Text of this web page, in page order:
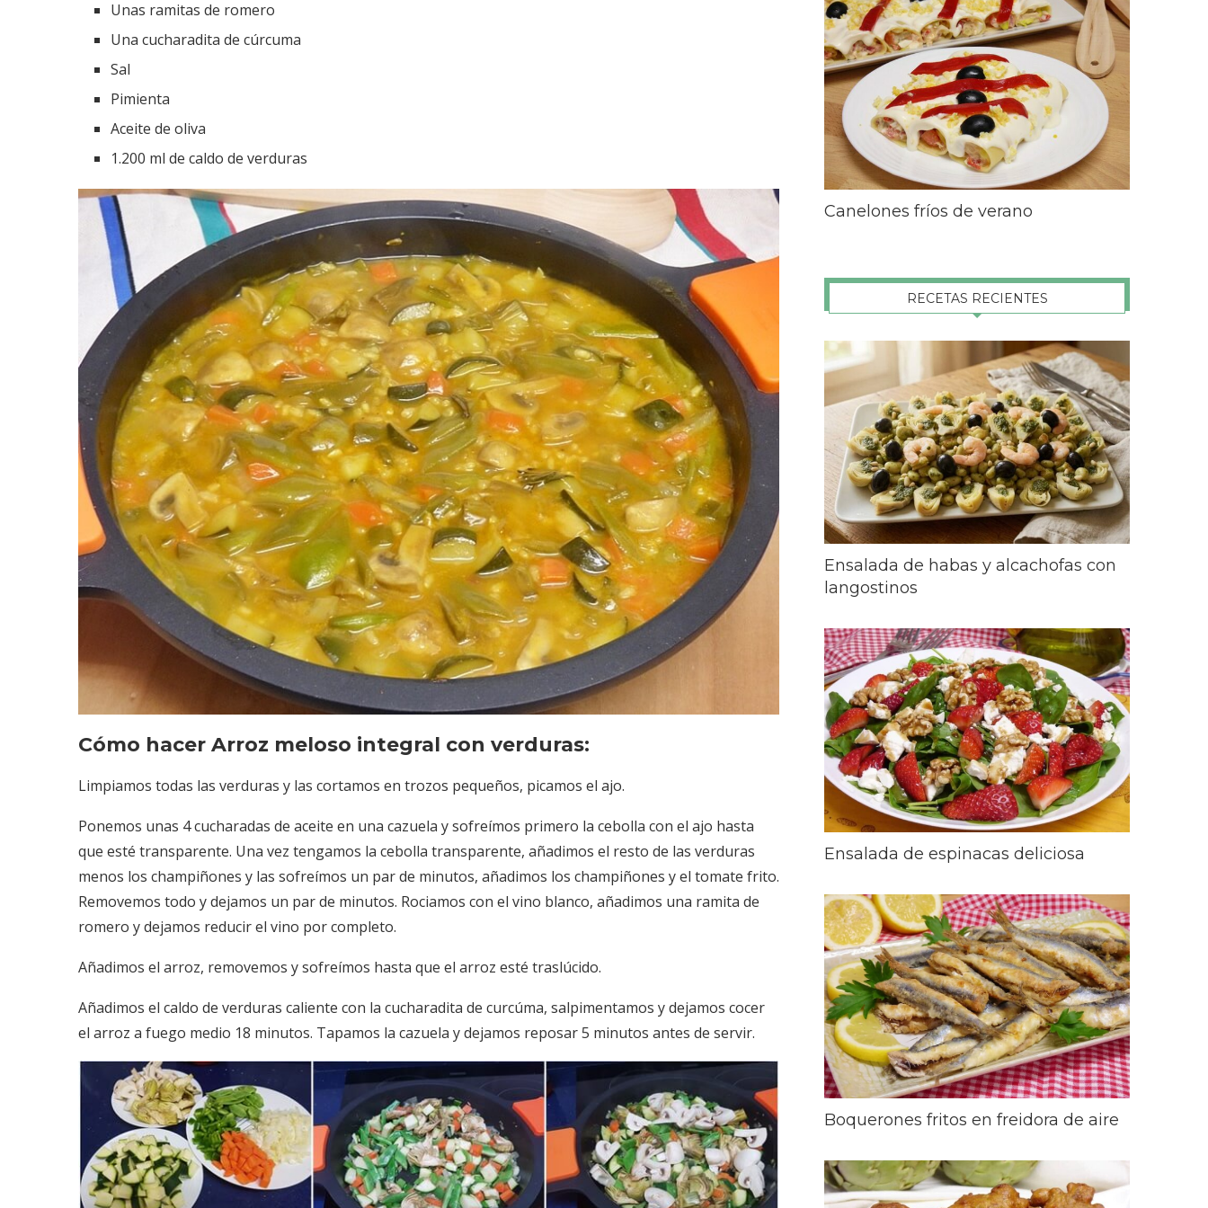
Unas ramitas de romero
Una cucharadita de cúrcuma
Sal
Pimienta
Aceite de oliva
1.200 ml de caldo de verduras
Cómo hacer Arroz meloso integral con verduras:
Limpiamos todas las verduras y las cortamos en trozos pequeños, picamos el ajo.
Ponemos unas 4 cucharadas de aceite en una cazuela y sofreímos primero la cebolla con el ajo hasta
que esté transparente. Una vez tengamos la cebolla transparente, añadimos el resto de las verduras
menos los champiñones y las sofreímos un par de minutos, añadimos los champiñones y el tomate frito.
Removemos todo y dejamos un par de minutos. Rociamos con el vino blanco, añadimos una ramita de
romero y dejamos reducir el vino por completo.
Añadimos el arroz, removemos y sofreímos hasta que el arroz esté traslúcido.
Añadimos el caldo de verduras caliente con la cucharadita de curcúma, salpimentamos y dejamos cocer
el arroz a fuego medio 18 minutos. Tapamos la cazuela y dejamos reposar 5 minutos antes de servir.
Canelones fríos de verano
RECETAS RECIENTES
Ensalada de habas y alcachofas con
langostinos
Ensalada de espinacas deliciosa
Boquerones fritos en freidora de aire